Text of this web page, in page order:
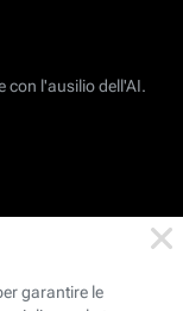
con l'ausilio dell'AI.